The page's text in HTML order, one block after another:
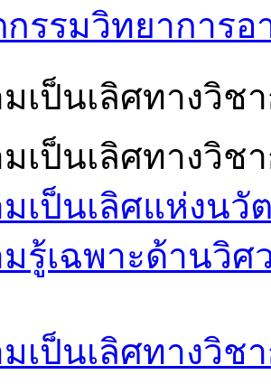
รรมวิทยาการอ
เป็นเลิศทางวิช
เป็นเลิศทางวิ
เป็นเลิศแห่งนวั
รู้เฉพาะด้านวิศ
เป็นเลิศทางวิช